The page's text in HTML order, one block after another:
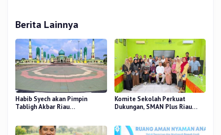
Berita Lainnya
Habib Syech akan Pimpin
Tabligh Akbar Riau
Komite Sekolah Perkuat
Dukungan, SMAN Plus Riau